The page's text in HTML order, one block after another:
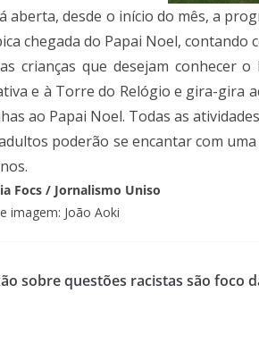
aberta, desde o início do mês, a
chegada do Papai Noel,
crianças que desejam conhecer
e à Torre do Relógio e gira-gira
ao Papai Noel. Todas as
poderão se encantar com
Focs / Jornalismo Uniso
imagem: João Aoki
sobre questões racistas são foco